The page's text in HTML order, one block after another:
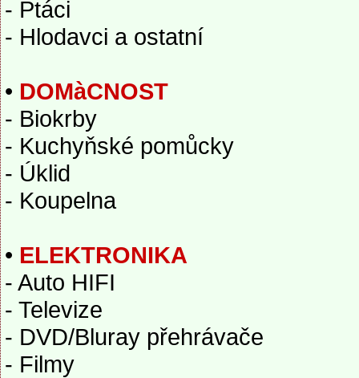
- Ptáci
- Hlodavci a ostatní
• DOMàCNOST
- Biokrby
- Kuchyňské pomůcky
- Úklid
- Koupelna
• ELEKTRONIKA
- Auto HIFI
- Televize
- DVD/Bluray přehrávače
- Filmy